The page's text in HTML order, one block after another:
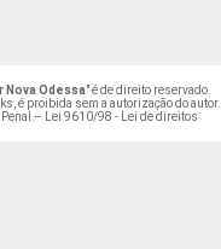
Nova Odessa" é de direito reservado.
é proibida sem a autorização do autor.
–
Lei 9610/98 - Lei de direitos